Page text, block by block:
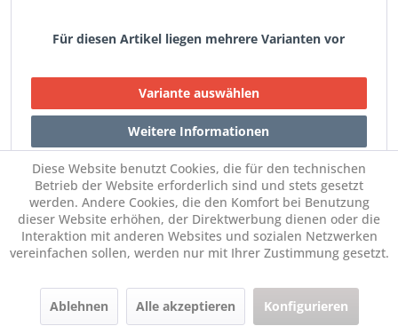
Für diesen Artikel liegen mehrere Varianten vor
Diese Website benutzt Cookies, die für den technischen
Betrieb der Website erforderlich sind und stets gesetzt
werden. Andere Cookies, die den Komfort bei Benutzung
dieser Website erhöhen, der Direktwerbung dienen oder die
Interaktion mit anderen Websites und sozialen Netzwerken
vereinfachen sollen, werden nur mit Ihrer Zustimmung gesetzt.
Ablehnen Alle akzeptieren Konfigurieren